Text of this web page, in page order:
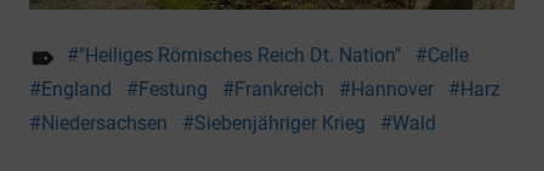
"Heiliges Römisches Reich Dt. Nation"
Celle
England
Festung Frankreich Hannover
Harz
Niedersachsen
Siebenjähriger Krieg Wald